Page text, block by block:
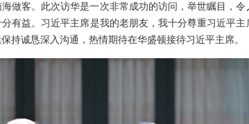
做客。此次访华是一次非常成功的访问，举世瞩目，令
有益。习近平主席是我的老朋友，我十分尊重习近平
持诚恳深入沟通，热情期待在华盛顿接待习近平主席。